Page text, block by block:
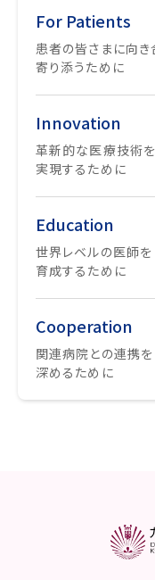
For Patients
患者の皆さまに向き
寄り添うために
Innovation
革新的な医療技術を
実現するために
Education
世界レベルの医師を
育成するために
Cooperation
関連病院との連携を
深めるために